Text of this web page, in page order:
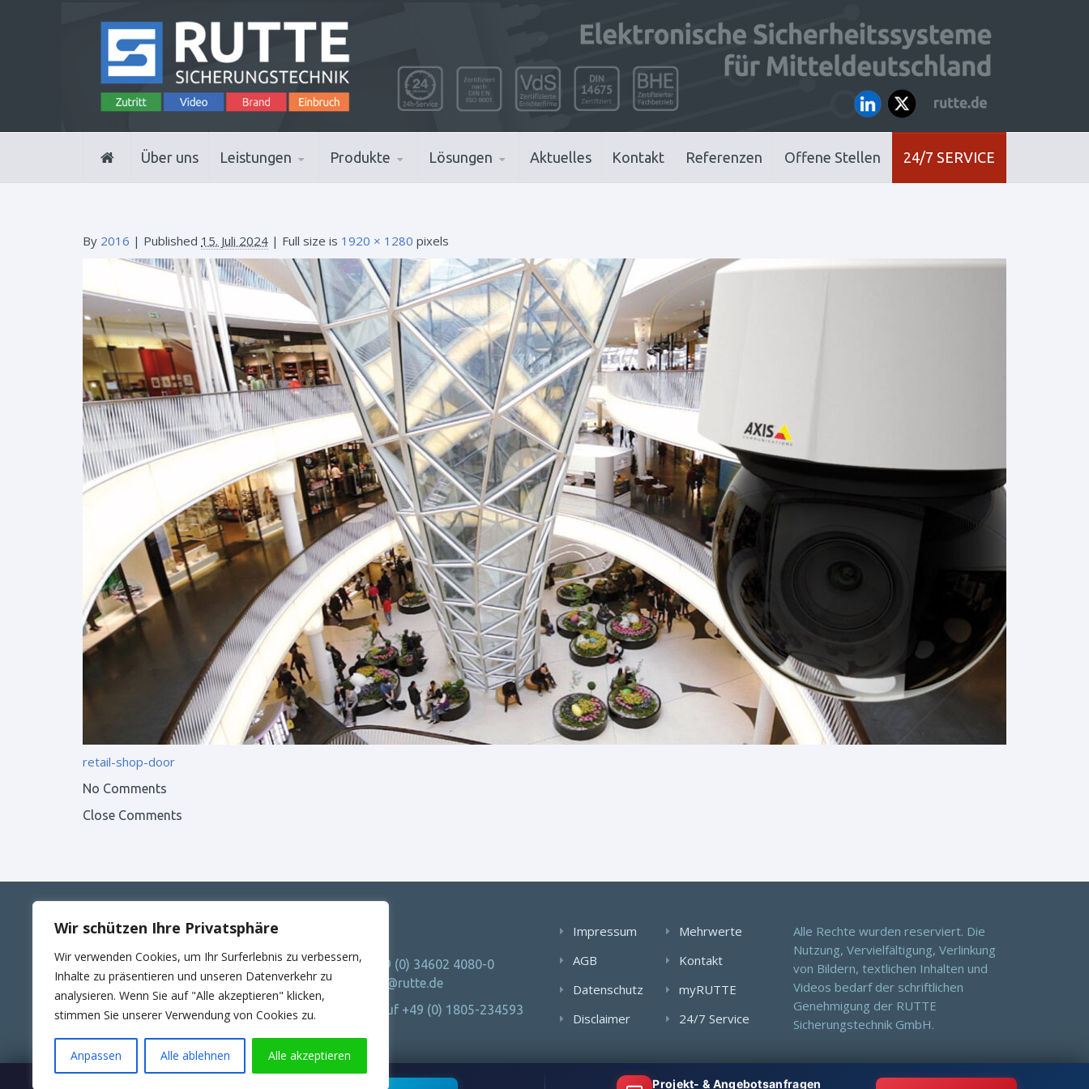
Wir schützen Ihre Privatsphäre
Wir verwenden Cookies, um Ihr Surferlebnis zu verbessern,
Inhalte zu präsentieren und unseren Datenverkehr zu
analysieren. Wenn Sie auf "Alle akzeptieren" klicken,
stimmen Sie unserer Verwendung von Cookies zu.
Anpassen Alle ablehnen Alle akzeptieren
Über uns Leistungen Produkte Lösungen Aktuelles Kontakt Referenzen Offene Stellen 24/7 SERVICE
By 2016 | Published 15. Juli 2024 | Full size is 1920 × 1280 pixels
retail-shop-door
No Comments
Close Comments
ANSCHRIFT
RUTTE Sicherungstechnik GmbH
Wilhelm-Külz-Str.4
06188 Landsberg
Telefon: +49 (0) 34602 4080-0
E-Mail: info@rutte.de
24Std. Notruf +49 (0) 1805-234593
Impressum
AGB
Datenschutz
Disclaimer
Mehrwerte
Kontakt
myRUTTE
24/7 Service
Alle Rechte wurden reserviert. Die
Nutzung, Vervielfältigung, Verlinkung
von Bildern, textlichen Inhalten und
Videos bedarf der schriftlichen
Genehmigung der RUTTE
Sicherungstechnik GmbH.
Projekt- & Angebotsanfragen